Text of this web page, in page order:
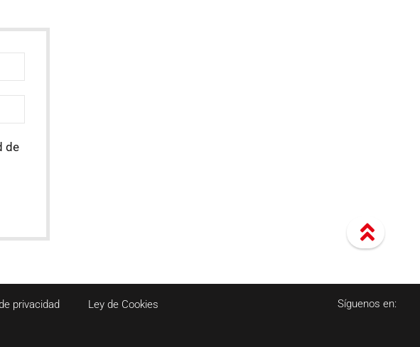
de
privacidad Ley de Cookies Síguenos en: